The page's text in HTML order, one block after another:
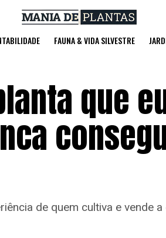
FAUNA & VIDA SILVESTRE
que
de quem cultiva e vende